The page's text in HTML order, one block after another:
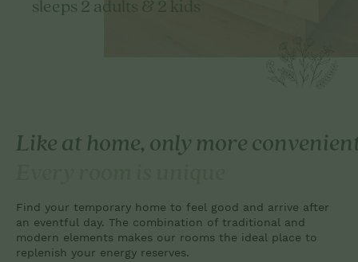
sleeps 2 adults & 2 kids
Like at home, only more
Find your temporary home to feel good and arrive after
an eventful day. The combination of traditional and
modern elements makes our rooms the ideal place to
replenish your energy reserves.